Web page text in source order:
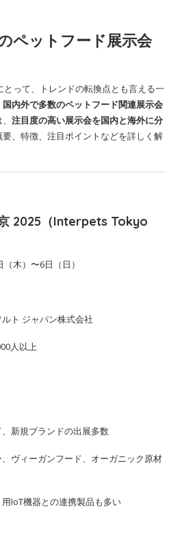
ペットフード展示会
って、トレンドの転換点とも言える一
国内外で多数のペットフード関連展示会
注目度の高い展示会を国内と海外に分
、特徴、注目ポイントなどを詳しく解
2025（Interpets Tokyo
（木）〜6日（日）
ト ジャパン株式会社
人以上
新規ブランドの出展多数
ヴィーガンフード、オーガニック原材
IoT機器との連携製品も多い